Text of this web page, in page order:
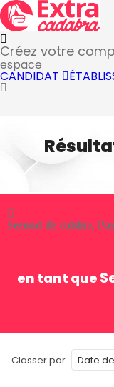
Créez votre
espace
CANDIDAT
Second de cuisine,
en tant que
Classer par